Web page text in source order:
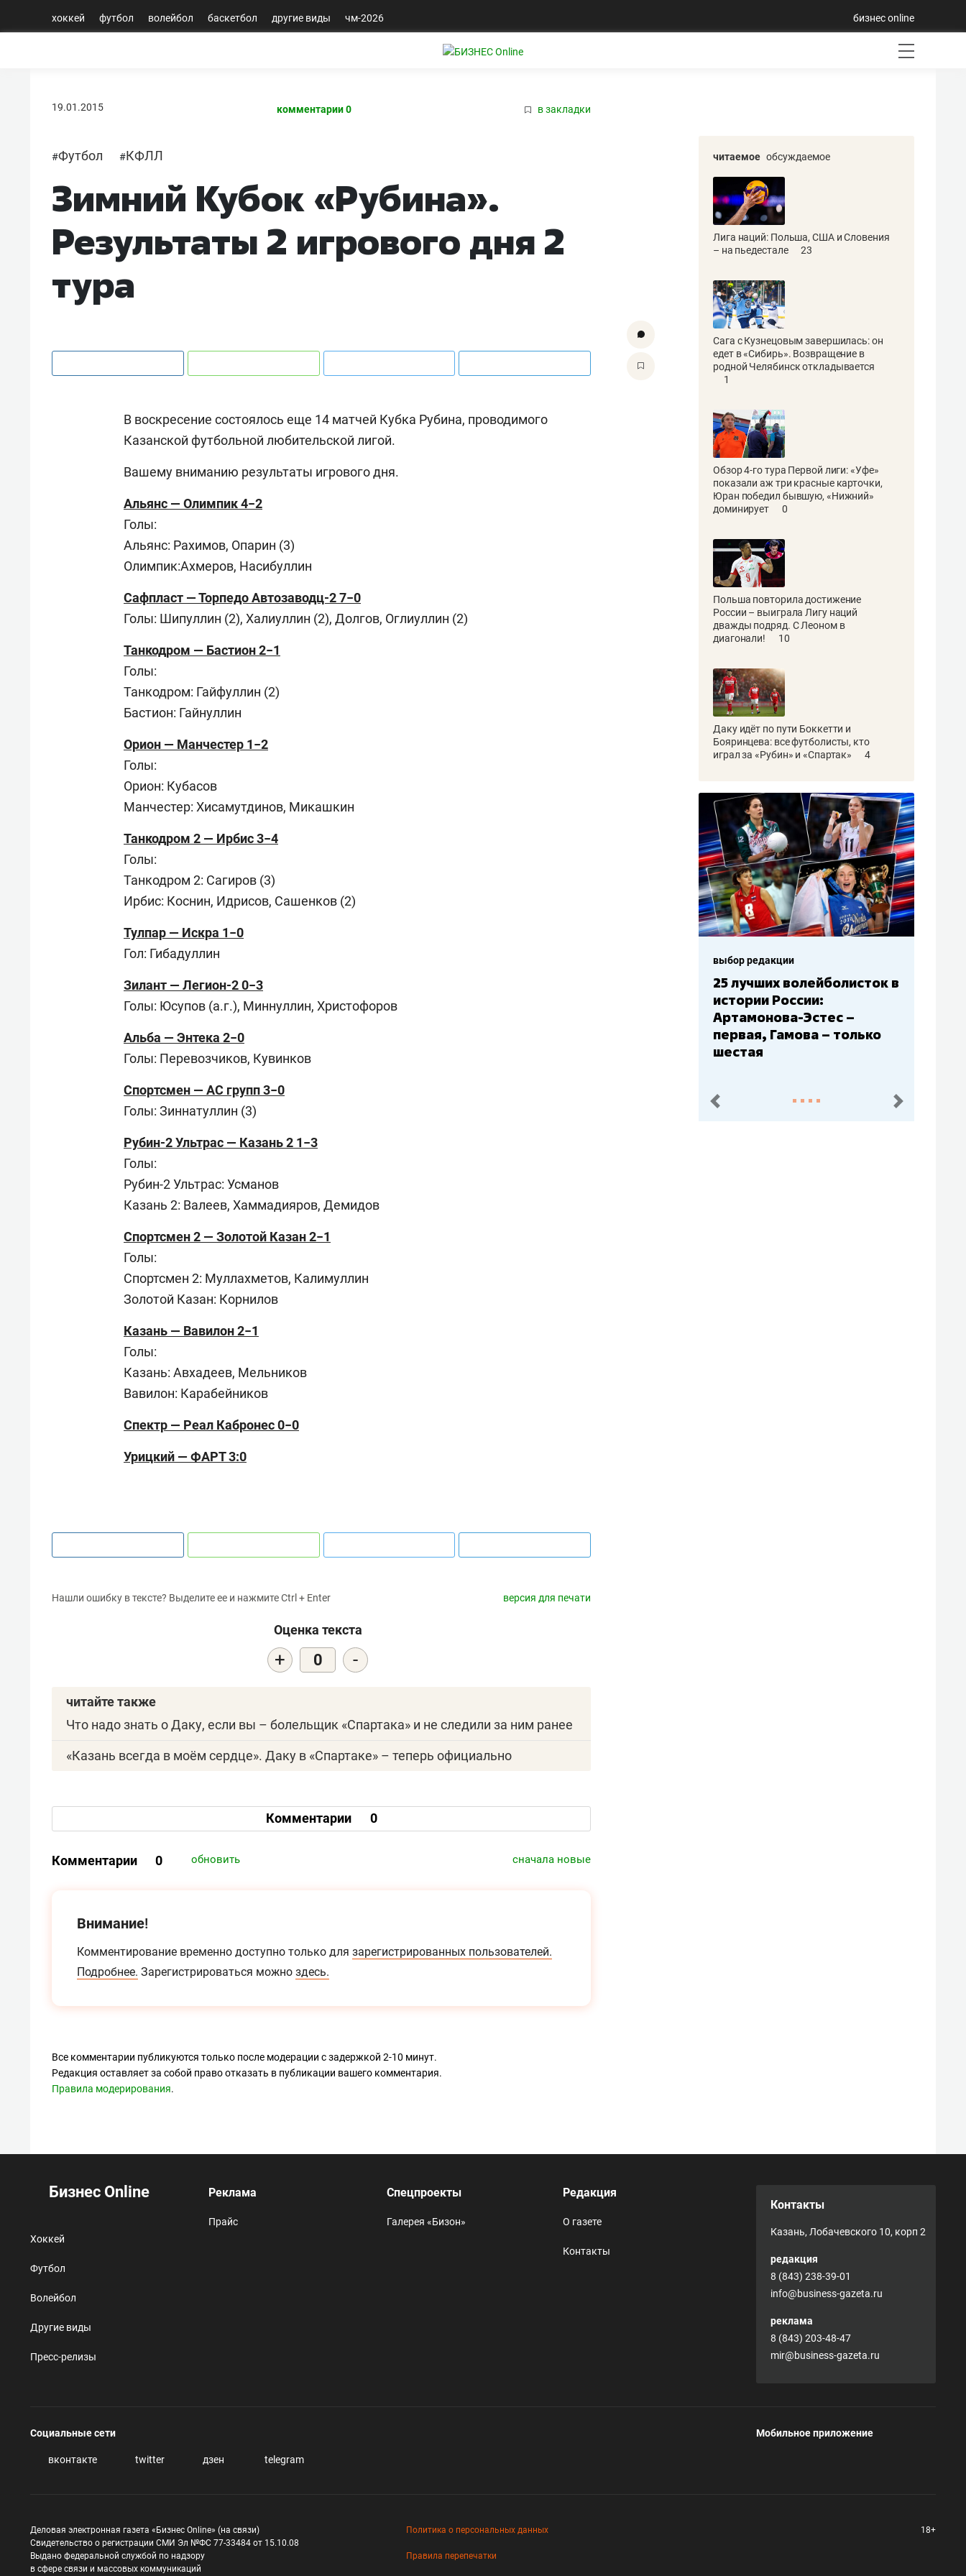
хоккей футбол волейбол баскетбол другие виды чм-2026 бизнес online
19.01.2015 комментарии 0 в закладки
#Футбол #КФЛЛ
Зимний Кубок «Рубина».
Результаты 2 игрового дня 2
тура
В воскресение состоялось еще 14 матчей Кубка Рубина, проводимого
Казанской футбольной любительской лигой.
Вашему вниманию результаты игрового дня.
Альянс — Олимпик 4−2
Голы:
Альянс: Рахимов, Опарин (3)
Олимпик:Ахмеров, Насибуллин
Сафпласт — Торпедо Автозаводц-2 7−0
Голы: Шипуллин (2), Халиуллин (2), Долгов, Оглиуллин (2)
Танкодром — Бастион 2−1
Голы:
Танкодром: Гайфуллин (2)
Бастион: Гайнуллин
Орион — Манчестер 1−2
Голы:
Орион: Кубасов
Манчестер: Хисамутдинов, Микашкин
Танкодром 2 — Ирбис 3−4
Голы:
Танкодром 2: Сагиров (3)
Ирбис: Коснин, Идрисов, Сашенков (2)
Тулпар — Искра 1−0
Гол: Гибадуллин
Зилант — Легион-2 0−3
Голы: Юсупов (а.г.), Миннуллин, Христофоров
Альба — Энтека 2−0
Голы: Перевозчиков, Кувинков
Спортсмен — АС групп 3−0
Голы: Зиннатуллин (3)
Рубин-2 Ультрас — Казань 2 1−3
Голы:
Рубин-2 Ультрас: Усманов
Казань 2: Валеев, Хаммадияров, Демидов
Спортсмен 2 — Золотой Казан 2−1
Голы:
Спортсмен 2: Муллахметов, Калимуллин
Золотой Казан: Корнилов
Казань — Вавилон 2−1
Голы:
Казань: Авхадеев, Мельников
Вавилон: Карабейников
Спектр — Реал Кабронес 0−0
Урицкий — ФАРТ 3:0
Нашли ошибку в тексте? Выделите ее и нажмите Ctrl + Enter версия для печати
Оценка текста
+ 0 -
читайте также
Что надо знать о Даку, если вы – болельщик «Спартака» и не следили за ним ранее
«Казань всегда в моём сердце». Даку в «Спартаке» – теперь официально
Комментарии 0
Комментарии 0 обновить сначала новые
Внимание!
Комментирование временно доступно только для зарегистрированных пользователей.
Подробнее. Зарегистрироваться можно здесь.
Все комментарии публикуются только после модерации с задержкой 2-10 минут.
Редакция оставляет за собой право отказать в публикации вашего комментария.
Правила модерирования.
читаемое обсуждаемое
Лига наций: Польша, США и Словения
– на пьедестале
23
Сага с Кузнецовым завершилась: он
едет в «Сибирь». Возвращение в
родной Челябинск откладывается
1
Обзор 4-го тура Первой лиги: «Уфе»
показали аж три красные карточки,
Юран победил бывшую, «Нижний»
доминирует
0
Польша повторила достижение
России – выиграла Лигу наций
дважды подряд. С Леоном в
диагонали!
10
Даку идёт по пути Боккетти и
Бояринцева: все футболисты, кто
играл за «Рубин» и «Спартак»
4
выбор редакции
25 лучших волейболисток в
истории России:
Артамонова-Эстес –
первая, Гамова – только
Бюджеты
Юлаев» –
пред. след.
Бизнес Online
Хоккей
Футбол
Волейбол
Другие виды
Пресс-релизы
Реклама
Прайс
Спецпроекты
Галерея «Бизон»
Редакция
О газете
Контакты
Контакты
Казань, Лобачевского 10, корп 2
редакция
8 (843) 238-39-01
info@business-gazeta.ru
реклама
8 (843) 203-48-47
mir@business-gazeta.ru
Социальные сети
вконтакте twitter дзен telegram
Мобильное приложение
Деловая электронная газета «Бизнес Online» (на связи)
Свидетельство о регистрации СМИ Эл №ФС 77-33484 от 15.10.08
Выдано федеральной службой по надзору
в сфере связи и массовых коммуникаций
Политика о персональных данных
Правила перепечатки
18+